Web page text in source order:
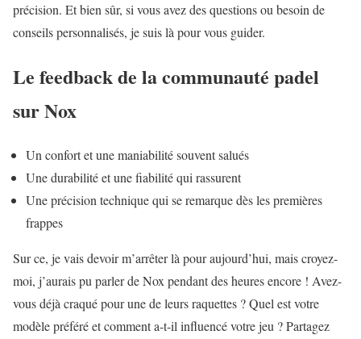
précision. Et bien sûr, si vous avez des questions ou besoin de
conseils personnalisés, je suis là pour vous guider.
Le feedback de la communauté padel
sur Nox
Un confort et une maniabilité souvent salués
Une durabilité et une fiabilité qui rassurent
Une précision technique qui se remarque dès les premières
frappes
Sur ce, je vais devoir m’arrêter là pour aujourd’hui, mais croyez-
moi, j’aurais pu parler de Nox pendant des heures encore ! Avez-
vous déjà craqué pour une de leurs raquettes ? Quel est votre
modèle préféré et comment a-t-il influencé votre jeu ? Partagez